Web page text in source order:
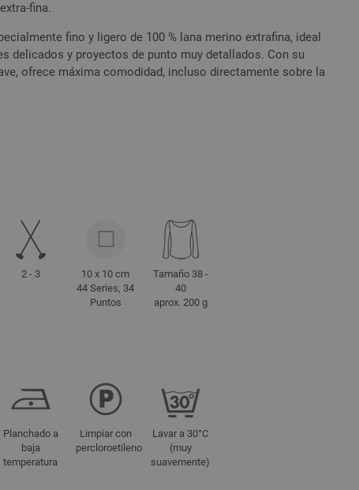
fina.
fino y ligero de 100 % lana merino extrafina, ideal
delicados y proyectos de punto muy detallados. Con su
ofrece máxima comodidad, incluso directamente sobre la
2 - 3
10 x 10 cm
44 Series, 34
Puntos
Tamaño 38 -
40
aprox. 200 g
Planchado a
baja
temperatura
Limpiar con
percloroetileno
Lavar a 30°C
(muy
suavemente)